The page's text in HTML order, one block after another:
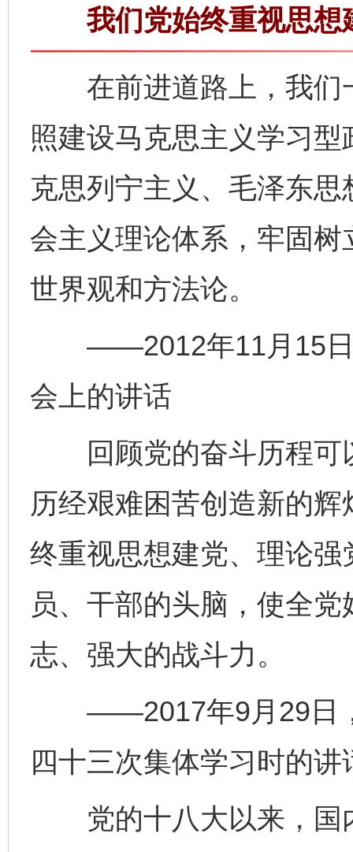
我们党始终重视思想
在前进道路上，我们
照建设马克思主义学习
克思列宁主义、毛泽东
会主义理论体系，牢固
世界观和方法论。
——2012年11月15日
会上的讲话
回顾党的奋斗历程可
历经艰难困苦创造新的
终重视思想建党、理论
员、干部的头脑，使全
志、强大的战斗力。
——2017年9月29日，
四十三次集体学习时的讲
党的十八大以来，国